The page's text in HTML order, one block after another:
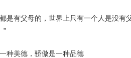
是有父母的，世界上只有一个人是没有
”
种美德，骄傲是一种品德